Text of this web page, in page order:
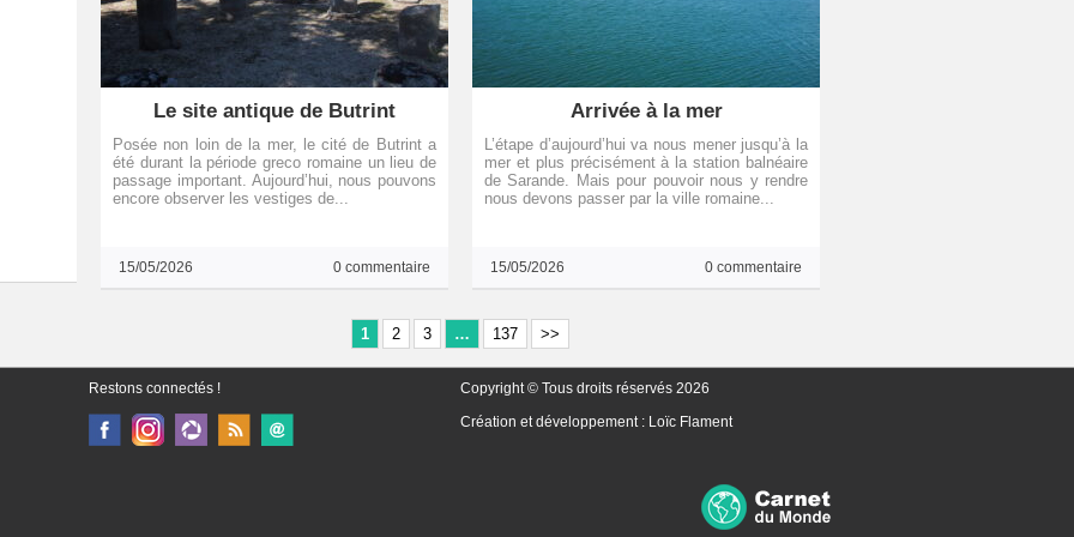
Le site antique de Butrint
Posée non loin de la mer, le cité de Butrint a
été durant la période greco romaine un lieu de
passage important. Aujourd’hui, nous pouvons
encore observer les vestiges de...
15/05/2026 0 commentaire
Arrivée à la mer
L’étape d’aujourd’hui va nous mener jusqu’à la
mer et plus précisément à la station balnéaire
de Sarande. Mais pour pouvoir nous y rendre
nous devons passer par la ville romaine...
15/05/2026 0 commentaire
1 2 3 … 137 >>
Restons connectés !
Copyright © Tous droits réservés 2026
Création et développement : Loïc Flament